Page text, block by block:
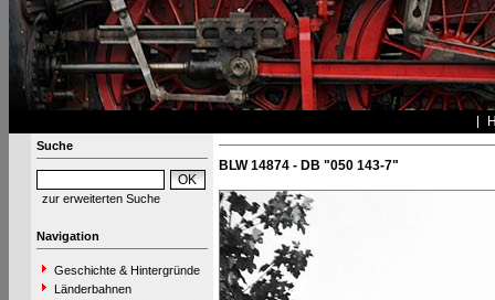
Suche
zur erweiterten Suche
Navigation
Geschichte & Hintergründe
Länderbahnen
BLW 14874 - DB "050 143-7"